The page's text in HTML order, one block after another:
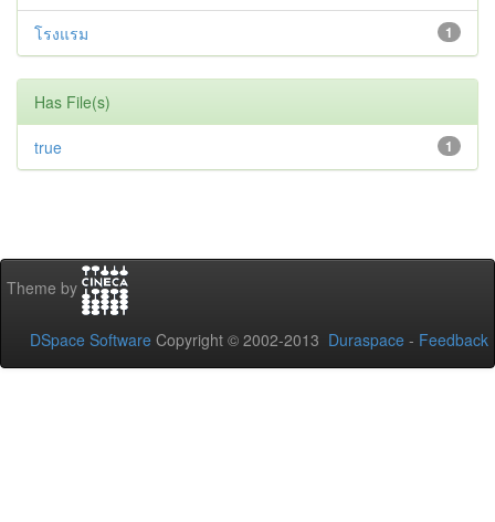
1
โรงแรม
Has File(s)
1
true
Theme by
DSpace Software Copyright © 2002-2013 Duraspace - Feedback